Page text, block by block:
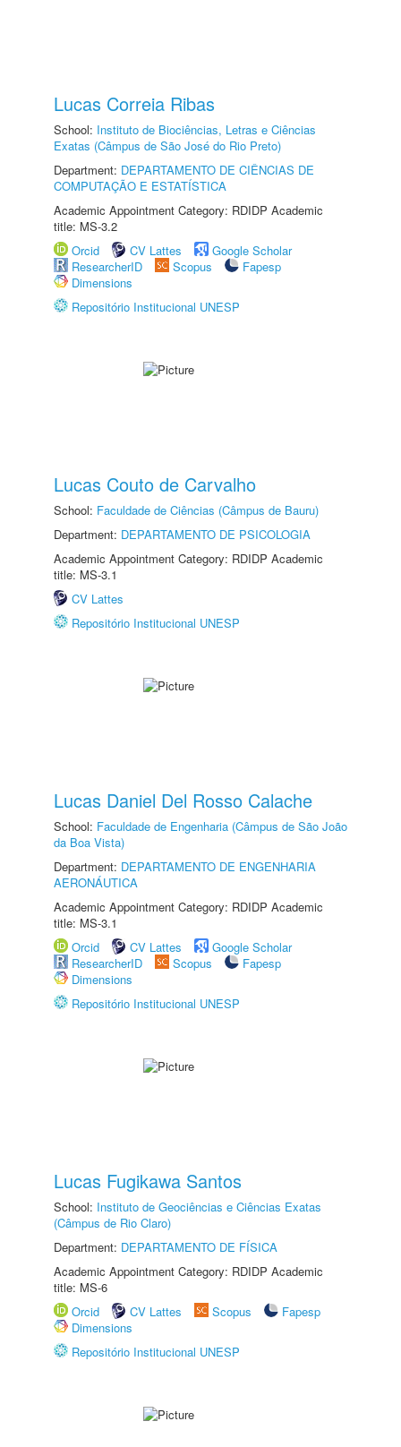
Lucas Correia Ribas
School: Instituto de Biociências, Letras e Ciências
Exatas (Câmpus de São José do Rio Preto)
Department: DEPARTAMENTO DE CIÊNCIAS DE
COMPUTAÇÃO E ESTATÍSTICA
Academic Appointment Category: RDIDP Academic
title: MS-3.2
Orcid
CV Lattes
Google Scholar
ResearcherID
Scopus
Fapesp
Dimensions
Repositório Institucional UNESP
Lucas Couto de Carvalho
School: Faculdade de Ciências (Câmpus de Bauru)
Department: DEPARTAMENTO DE PSICOLOGIA
Academic Appointment Category: RDIDP Academic
title: MS-3.1
CV Lattes
Repositório Institucional UNESP
Lucas Daniel Del Rosso Calache
School: Faculdade de Engenharia (Câmpus de São João
da Boa Vista)
Department: DEPARTAMENTO DE ENGENHARIA
AERONÁUTICA
Academic Appointment Category: RDIDP Academic
title: MS-3.1
Orcid
CV Lattes
Google Scholar
ResearcherID
Scopus
Fapesp
Dimensions
Repositório Institucional UNESP
Lucas Fugikawa Santos
School: Instituto de Geociências e Ciências Exatas
(Câmpus de Rio Claro)
Department: DEPARTAMENTO DE FÍSICA
Academic Appointment Category: RDIDP Academic
title: MS-6
Orcid
CV Lattes Scopus
Fapesp
Dimensions
Repositório Institucional UNESP